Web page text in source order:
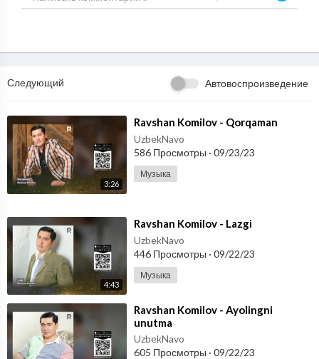
Следующий Автовоспроизведение
3:26
⁣Ravshan Komilov - Qorqaman
UzbekNavo
586 Просмотры · 09/23/23
Музыка
4:43
⁣Ravshan Komilov - Lazgi
UzbekNavo
446 Просмотры · 09/22/23
Музыка
⁣Ravshan Komilov - Ayolingni
unutma
UzbekNavo
605 Просмотры · 09/22/23